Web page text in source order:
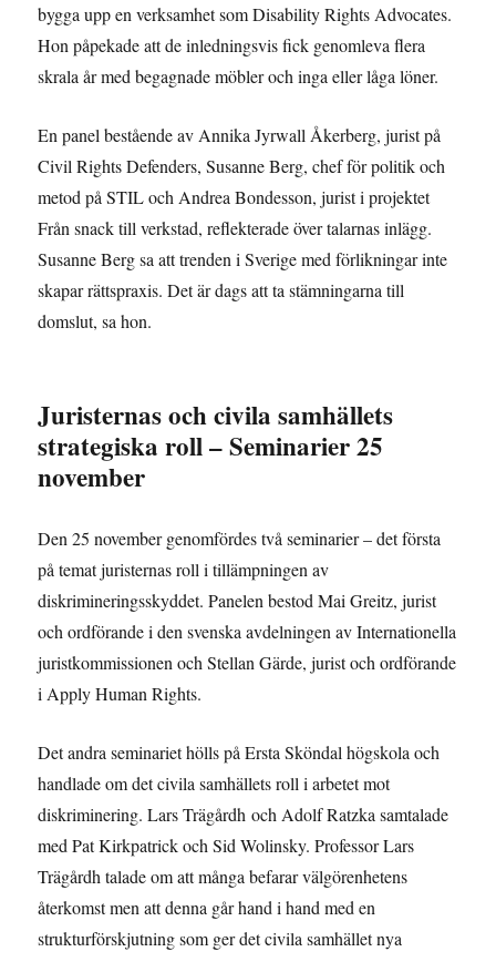
bygga upp en verksamhet som Disability Rights Advocates.
Hon påpekade att de inledningsvis fick genomleva flera
skrala år med begagnade möbler och inga eller låga löner.
En panel bestående av Annika Jyrwall Åkerberg, jurist på
Civil Rights Defenders, Susanne Berg, chef för politik och
metod på STIL och Andrea Bondesson, jurist i projektet
Från snack till verkstad, reflekterade över talarnas inlägg.
Susanne Berg sa att trenden i Sverige med förlikningar inte
skapar rättspraxis. Det är dags att ta stämningarna till
domslut, sa hon.
Juristernas och civila samhällets
strategiska roll – Seminarier 25
november
Den 25 november genomfördes två seminarier – det första
på temat juristernas roll i tillämpningen av
diskrimineringsskyddet. Panelen bestod Mai Greitz, jurist
och ordförande i den svenska avdelningen av Internationella
juristkommissionen och Stellan Gärde, jurist och ordförande
i Apply Human Rights.
Det andra seminariet hölls på Ersta Sköndal högskola och
handlade om det civila samhällets roll i arbetet mot
diskriminering. Lars Trägårdh och Adolf Ratzka samtalade
med Pat Kirkpatrick och Sid Wolinsky. Professor Lars
Trägårdh talade om att många befarar välgörenhetens
återkomst men att denna går hand i hand med en
strukturförskjutning som ger det civila samhället nya